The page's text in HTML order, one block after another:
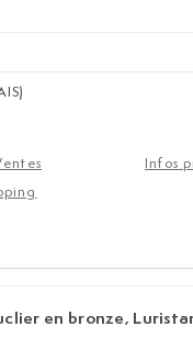
Infos
en bronze,